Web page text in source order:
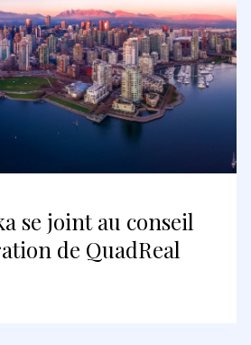
se joint au conseil
de QuadReal